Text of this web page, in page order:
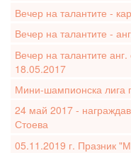
Вечер на талантите -
Вечер на талантите -
Вечер на талантите анг.
18.05.2017
Мини-шампионска лига
24 май 2017 -
Стоева
05.11.2019 г. Празник